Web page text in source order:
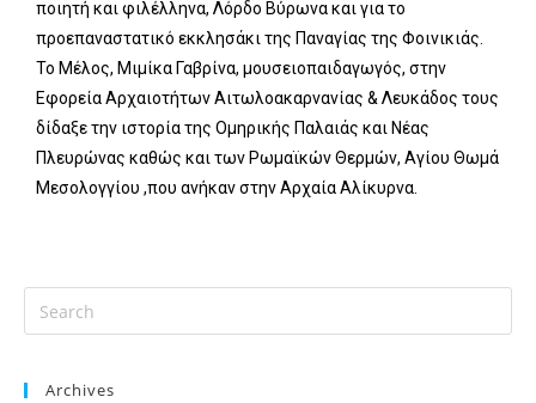
ποιητή και φιλέλληνα, Λόρδο Βύρωνα και για το
προεπαναστατικό εκκλησάκι της Παναγίας της Φοινικιάς.
Το Μέλος, Μιμίκα Γαβρίνα, μουσειοπαιδαγωγός, στην
Εφορεία Αρχαιοτήτων Αιτωλοακαρνανίας & Λευκάδος τους
δίδαξε την ιστορία της Ομηρικής Παλαιάς και Νέας
Πλευρώνας καθώς και των Ρωμαϊκών Θερμών, Αγίου Θωμά
Μεσολογγίου ,που ανήκαν στην Αρχαία Αλίκυρνα.
Archives